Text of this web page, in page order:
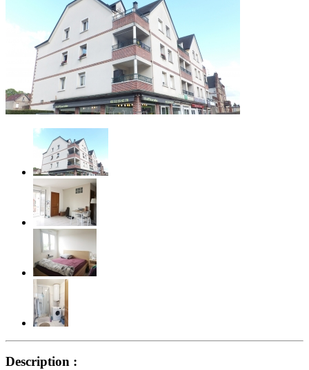
Description :